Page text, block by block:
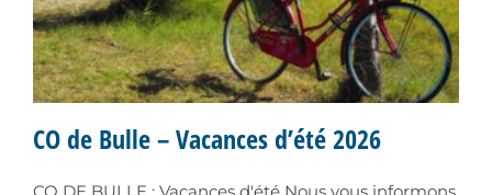
CO de Bulle – Vacances d’été 2026